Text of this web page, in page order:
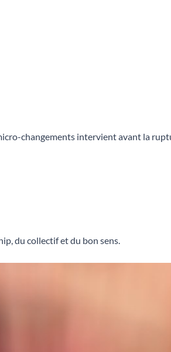
changements intervient avant la
du collectif et du bon sens.